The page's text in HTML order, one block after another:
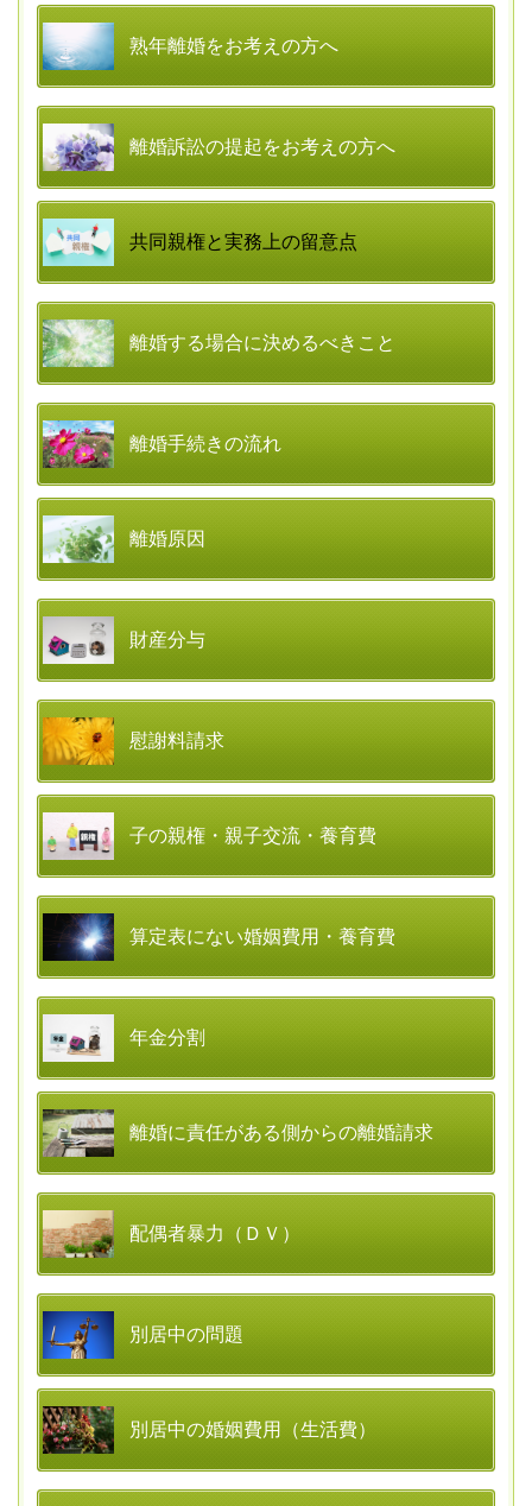
熟年離婚をお考えの方へ
離婚訴訟の提起をお考えの方へ
共同親権と実務上の留意点
離婚する場合に決めるべきこと
離婚手続きの流れ
離婚原因
財産分与
慰謝料請求
子の親権・親子交流・養育費
算定表にない婚姻費用・養育費
年金分割
離婚に責任がある側からの離婚請求
配偶者暴力（ＤＶ）
別居中の問題
別居中の婚姻費用（生活費）